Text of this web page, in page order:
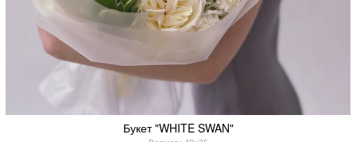
Букет "WHITE SWAN"